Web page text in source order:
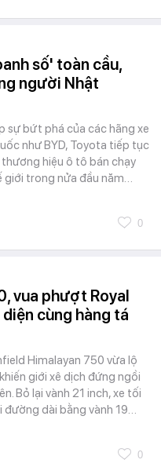
số' toàn cầu,
người Nhật
sự bứt phá của các hãng xe
như BYD, Toyota tiếp tục
hiệu ô tô bán chạy
giới trong nửa đầu năm…
0
vua phượt Royal
cùng hàng tá
Himalayan 750 vừa lộ
giới xê dịch đứng ngồi
Bỏ lại vành 21 inch, xe tối
đường dài bằng vành 19…
0